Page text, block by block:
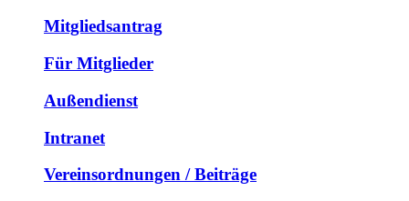
Mitgliedsantrag
Für Mitglieder
Außendienst
Intranet
Vereinsordnungen / Beiträge